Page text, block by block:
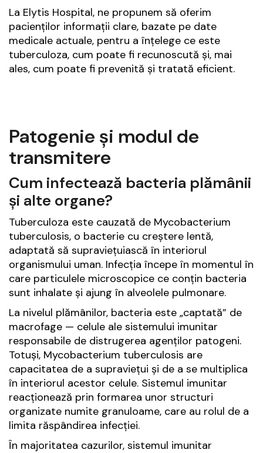
La Elytis Hospital, ne propunem să oferim
pacienților informații clare, bazate pe date
medicale actuale, pentru a înțelege ce este
tuberculoza, cum poate fi recunoscută și, mai
ales, cum poate fi prevenită și tratată eficient.
Patogenie și modul de
transmitere
Cum infectează bacteria plămânii
și alte organe?
Tuberculoza este cauzată de Mycobacterium
tuberculosis, o bacterie cu creștere lentă,
adaptată să supraviețuiască în interiorul
organismului uman. Infecția începe în momentul în
care particulele microscopice ce conțin bacteria
sunt inhalate și ajung în alveolele pulmonare.
La nivelul plămânilor, bacteria este „captată” de
macrofage — celule ale sistemului imunitar
responsabile de distrugerea agenților patogeni.
Totuși, Mycobacterium tuberculosis are
capacitatea de a supraviețui și de a se multiplica
în interiorul acestor celule. Sistemul imunitar
reacționează prin formarea unor structuri
organizate numite granuloame, care au rolul de a
limita răspândirea infecției.
În majoritatea cazurilor, sistemul imunitar